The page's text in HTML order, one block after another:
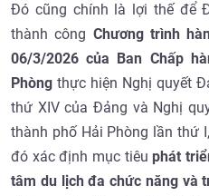
Đó cũng chính là lợi thế để
thành công Chương trình
06/3/2026 của Ban Chấp
Phòng thực hiện Nghị quyết
thứ XIV của Đảng và Nghị
thành phố Hải Phòng lần thứ
đó xác định mục tiêuphát
tâm du lịch đa chức năng và